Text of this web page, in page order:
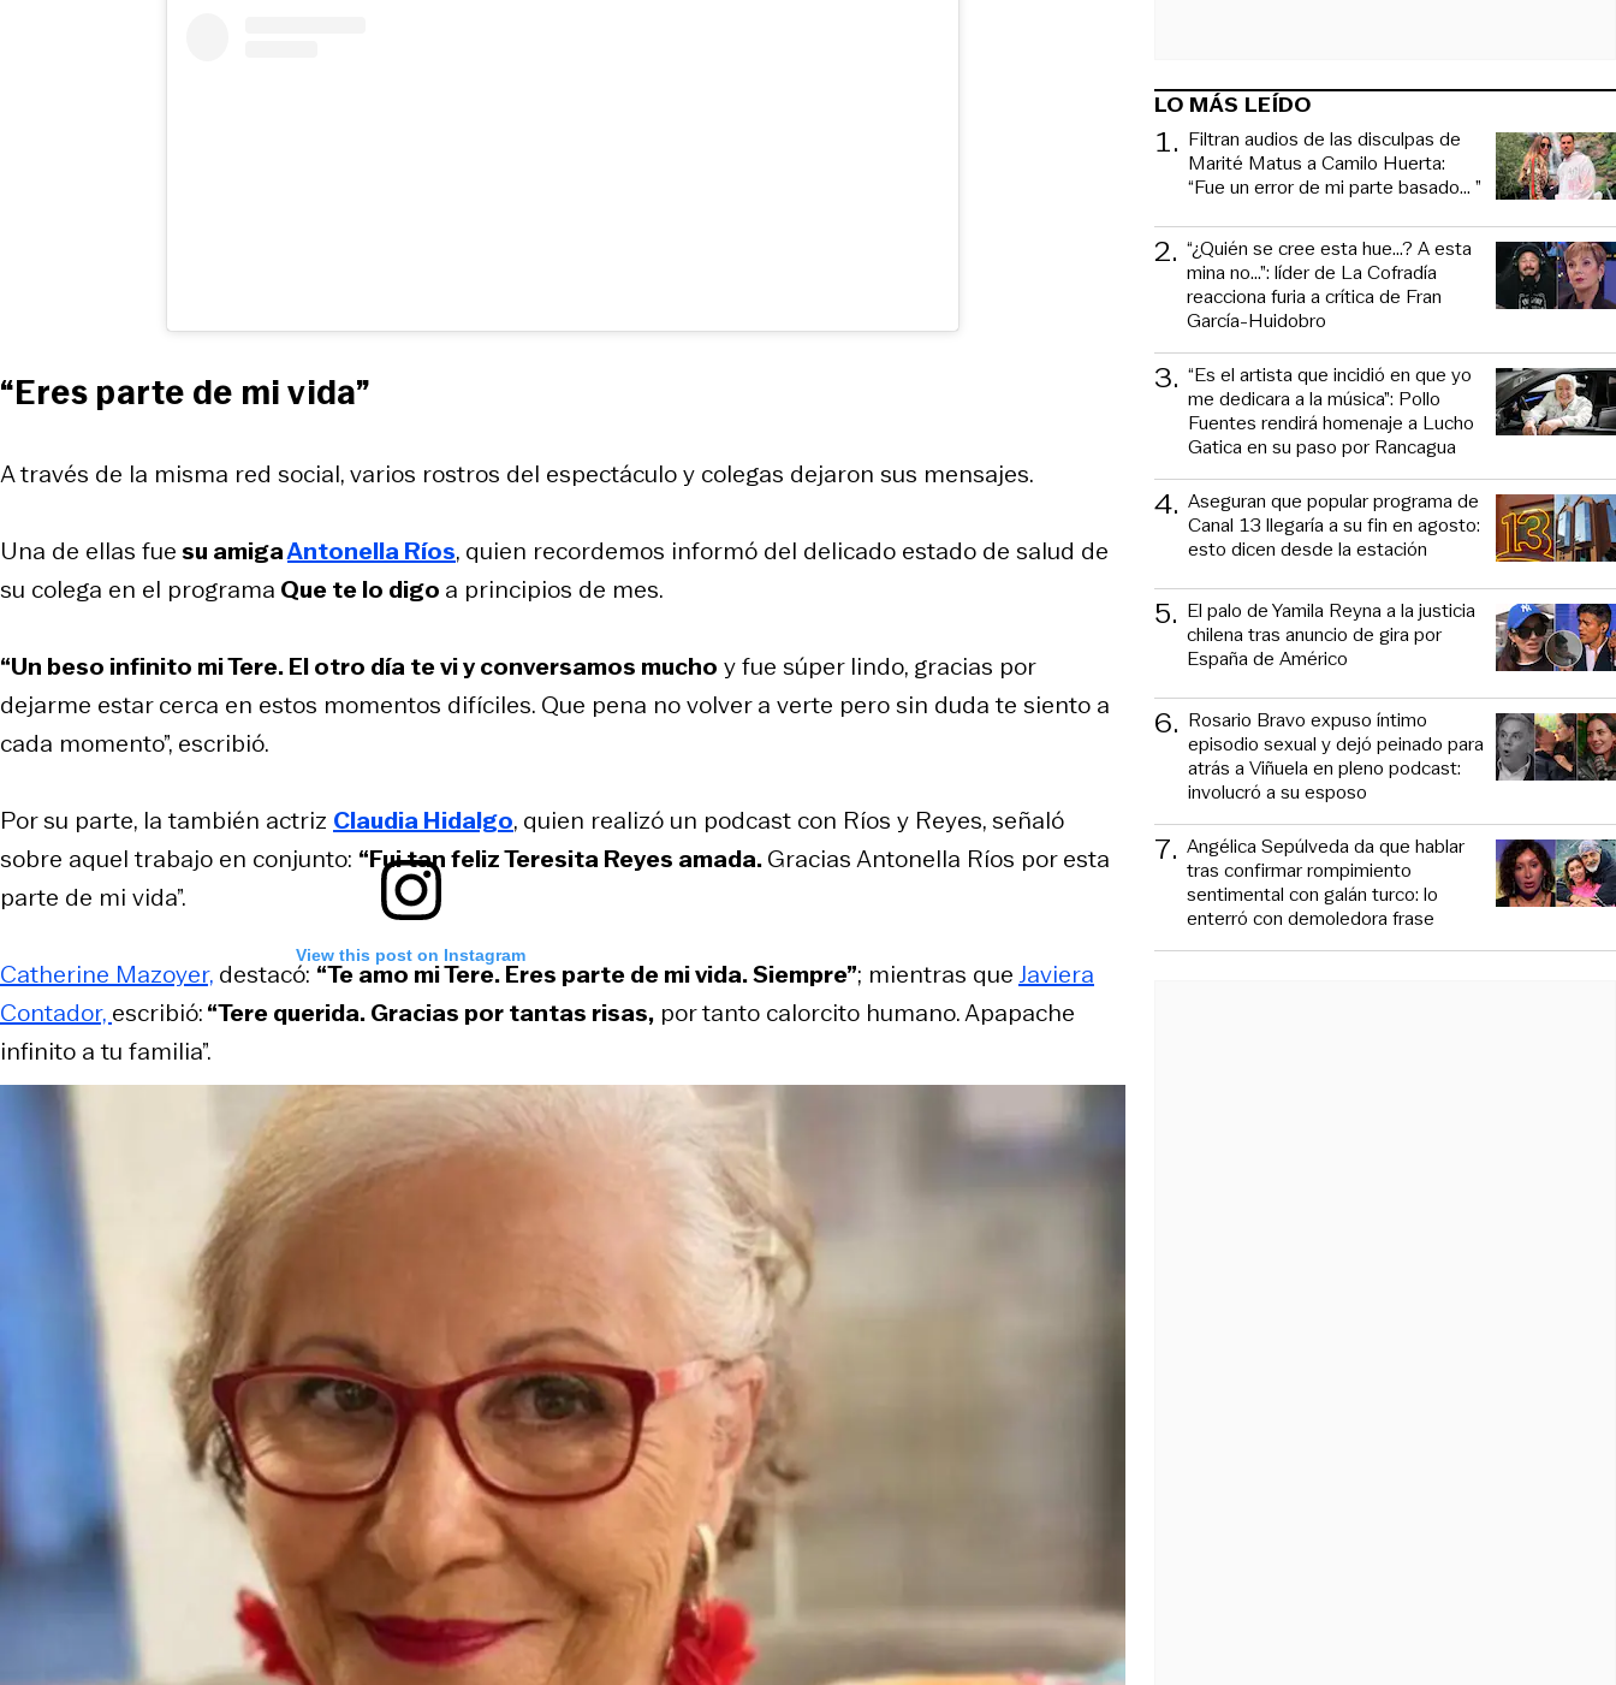
View this post on Instagram
“Eres parte de mi vida”
A través de la misma red social, varios rostros del espectáculo y colegas dejaron sus mensajes.
Una de ellas fuesu amigaAntonella Ríos, quien recordemos informó del delicado estado de salud de
su colega en el programa Que te lo digo a principios de mes.
“Un beso infinito mi Tere. El otro día te vi y conversamos mucho y fue súper lindo, gracias por
dejarme estar cerca en estos momentos difíciles. Que pena no volver a verte pero sin duda te siento a
cada momento”, escribió.
Por su parte, la también actriz Claudia Hidalgo, quien realizó un podcast con Ríos y Reyes, señaló
sobre aquel trabajo en conjunto: “Fui tan feliz Teresita Reyes amada.Gracias Antonella Ríos por esta
parte de mi vida”.
Catherine Mazoyer, destacó: “Te amo mi Tere. Eres parte de mi vida. Siempre”; mientras que Javiera
Contador, escribió:“Tere querida. Gracias por tantas risas, por tanto calorcito humano. Apapache
infinito a tu familia”.
LO MÁS LEÍDO
1. Filtran audios de las disculpas de
Marité Matus a Camilo Huerta:
“Fue un error de mi parte basado... ”
2. “¿Quién se cree esta hue...? A esta
mina no...”: líder de La Cofradía
reacciona furia a crítica de Fran
García-Huidobro
3. “Es el artista que incidió en que yo
me dedicara a la música”: Pollo
Fuentes rendirá homenaje a Lucho
Gatica en su paso por Rancagua
4. Aseguran que popular programa de
Canal 13 llegaría a su fin en agosto:
esto dicen desde la estación
5. El palo de Yamila Reyna a la justicia
chilena tras anuncio de gira por
España de Américo
6. Rosario Bravo expuso íntimo
episodio sexual y dejó peinado para
atrás a Viñuela en pleno podcast:
involucró a su esposo
7. Angélica Sepúlveda da que hablar
tras confirmar rompimiento
sentimental con galán turco: lo
enterró con demoledora frase